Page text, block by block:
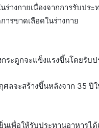
ร่างกายเนื่องจากการรับปร
รขาดเลือดในร่างกาย
ระดูกจะแข็งแรงขึ้นโดยรับ
ลจะสร้างขึ้นหลังจาก 35 ปี
นเพื่อให้รับประทานอาหาร